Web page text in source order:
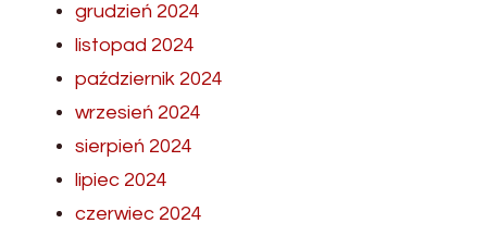
grudzień 2024
listopad 2024
październik 2024
wrzesień 2024
sierpień 2024
lipiec 2024
czerwiec 2024